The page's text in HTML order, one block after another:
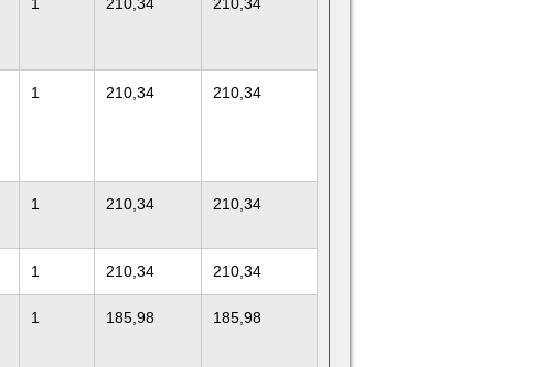
1 210,34 210,34
1 210,34 210,34
1 210,34 210,34
1 185,98 185,98